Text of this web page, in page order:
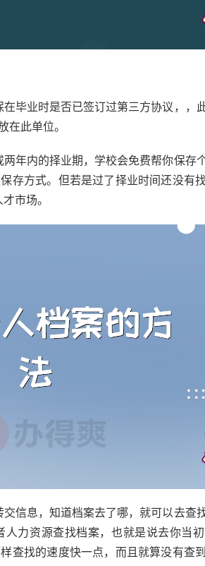
毕业时是否已签订过第三方协议，，
在此单位。
年内的择业期，学校会免费帮你保存
存方式。但若是过了择业时间还没有
市场。
信息，知道档案去了哪，就可以去查
力资源查找档案，也就是说去你当
查找的速度快一点，而且就算没有查